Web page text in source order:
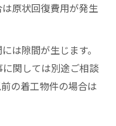
原状回復費用が発生
は隙間が生じます。
関しては別途ご相談
の着工物件の場合は